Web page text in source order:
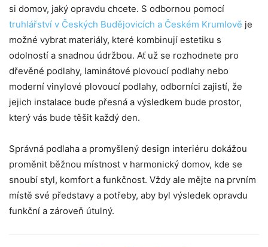
si domov, jaký opravdu chcete. S odbornou pomocí
truhlářství v Českých Budějovicích a Českém Krumlově je
možné vybrat materiály, které kombinují estetiku s
odolností a snadnou údržbou. Ať už se rozhodnete pro
dřevěné podlahy, laminátové plovoucí podlahy nebo
moderní vinylové plovoucí podlahy, odborníci zajistí, že
jejich instalace bude přesná a výsledkem bude prostor,
který vás bude těšit každý den.
Správná podlaha a promyšlený design interiéru dokážou
proměnit běžnou místnost v harmonický domov, kde se
snoubí styl, komfort a funkčnost. Vždy ale mějte na prvním
místě své představy a potřeby, aby byl výsledek opravdu
funkční a zároveň útulný.